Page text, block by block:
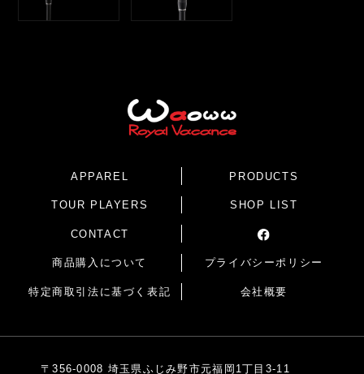
APPAREL PRODUCTS
TOUR PLAYERS SHOP LIST
CONTACT
商品購入について プライバシーポリシー
特定商取引法に基づく表記 会社概要
〒356-0008 埼玉県ふじみ野市元福岡1丁目3-11